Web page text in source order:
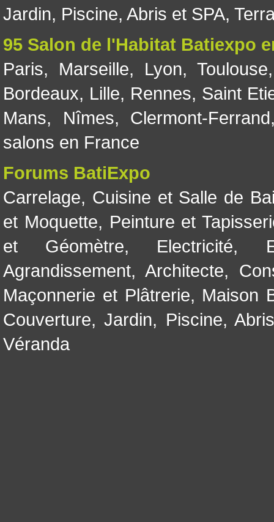
Jardin, Piscine, Abris et SPA,
95 Salon de l'Habitat Batiexpo
Paris, Marseille, Lyon, Toulouse
Bordeaux, Lille, Rennes, Saint
Mans, Nîmes, Clermont-Ferrand
salons en France
Forums BatiExpo
Carrelage, Cuisine et Salle de
et Moquette, Peinture et
et Géomètre, Electricité,
Agrandissement, Architecte,
Maçonnerie et Plâtrerie, Maison
Couverture,Jardin, Piscine,
Véranda